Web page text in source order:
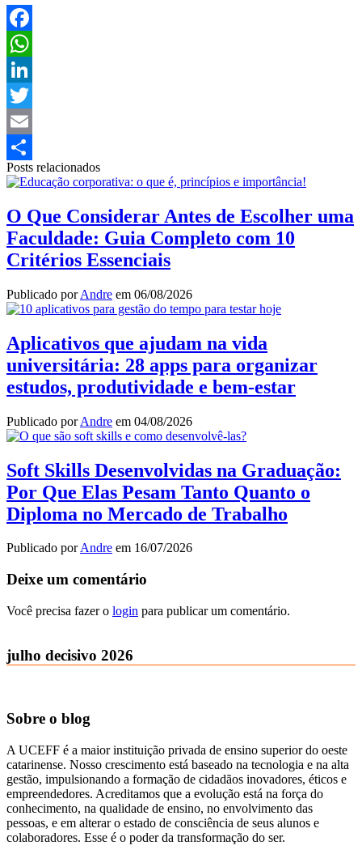
Facebook
WhatsApp
LinkedIn
Twitter
Email
Share
Posts relacionados
O Que Considerar Antes de Escolher uma
Faculdade: Guia Completo com 10
Critérios Essenciais
Publicado porAndre em 06/08/2026
Aplicativos que ajudam na vida
universitária: 28 apps para organizar
estudos, produtividade e bem-estar
Publicado porAndre em 04/08/2026
Soft Skills Desenvolvidas na Graduação:
Por Que Elas Pesam Tanto Quanto o
Diploma no Mercado de Trabalho
Publicado porAndre em 16/07/2026
Deixe um comentário
Você precisa fazer o login para publicar um comentário.
julho decisivo 2026
Sobre o blog
A UCEFF é a maior instituição privada de ensino superior do oeste
catarinense. Nosso crescimento está baseado na tecnologia e na alta
gestão, impulsionando a formação de cidadãos inovadores, éticos e
empreendedores. Acreditamos que a evolução está na força do
conhecimento, na qualidade de ensino, no envolvimento das
pessoas, e em alterar o estado de consciência de seus alunos e
colaboradores. Esse é o poder da transformação do ser.